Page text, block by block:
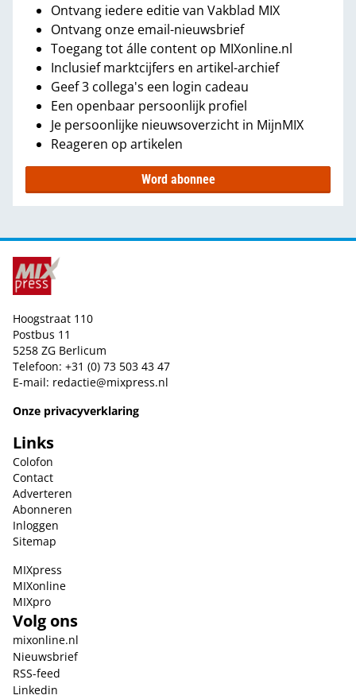
Ontvang iedere editie van Vakblad MIX
Ontvang onze email-nieuwsbrief
Toegang tot álle content op MIXonline.nl
Inclusief marktcijfers en artikel-archief
Geef 3 collega's een login cadeau
Een openbaar persoonlijk profiel
Je persoonlijke nieuwsoverzicht in MijnMIX
Reageren op artikelen
Word abonnee
Hoogstraat 110
Postbus 11
5258 ZG Berlicum
Telefoon: +31 (0) 73 503 43 47
E-mail: redactie@mixpress.nl
Onze privacyverklaring
Links
Colofon
Contact
Adverteren
Abonneren
Inloggen
Sitemap
MIXpress
MIXonline
MIXpro
Volg ons
mixonline.nl
Nieuwsbrief
RSS-feed
Linkedin